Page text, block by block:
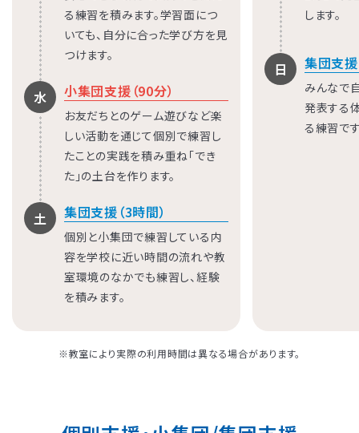
る練習を積みます。学習面につ
いても、自分に合った学び方を見
つけます。
水 小集団支援（90分）
お友だちとのゲーム遊びなど楽
しい活動を通じて個別で練習し
たことの実践を積み重ね「でき
た」の土台を作ります。
土 集団支援（3時間）
個別と小集団で練習している内
容を学校に近い時間の流れや教
室環境のなかでも練習し、経験
を積みます。
します。
日 集団支援
みんなで
発表する
る練習です
※教室により実際の利用時間は異なる場合があります。